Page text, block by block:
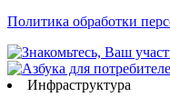
Политика обработки
Инфраструктура